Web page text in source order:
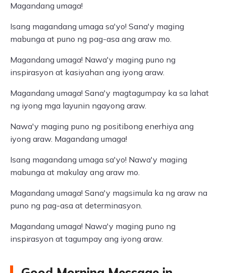
Magandang umaga!
Isang magandang umaga sa'yo! Sana'y maging
mabunga at puno ng pag-asa ang araw mo.
Magandang umaga! Nawa'y maging puno ng
inspirasyon at kasiyahan ang iyong araw.
Magandang umaga! Sana'y magtagumpay ka sa lahat
ng iyong mga layunin ngayong araw.
Nawa'y maging puno ng positibong enerhiya ang
iyong araw. Magandang umaga!
Isang magandang umaga sa'yo! Nawa'y maging
mabunga at makulay ang araw mo.
Magandang umaga! Sana'y magsimula ka ng araw na
puno ng pag-asa at determinasyon.
Magandang umaga! Nawa'y maging puno ng
inspirasyon at tagumpay ang iyong araw.